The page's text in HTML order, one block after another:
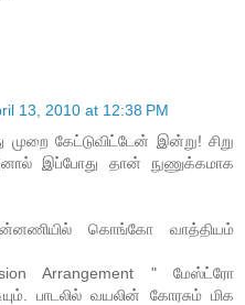
13, 2010 at 12:38 PM
கேட்டுவிட்டேன் இன்று! சிறு
இப்போது தான் நுணுக்கமாக
கொங்கோ வாத்தியம்
Arrangement " மேஸ்ட்ரோ
பாடலில் வயலின் கோரசும் மிக